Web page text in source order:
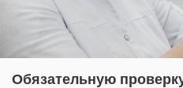
Обязательную